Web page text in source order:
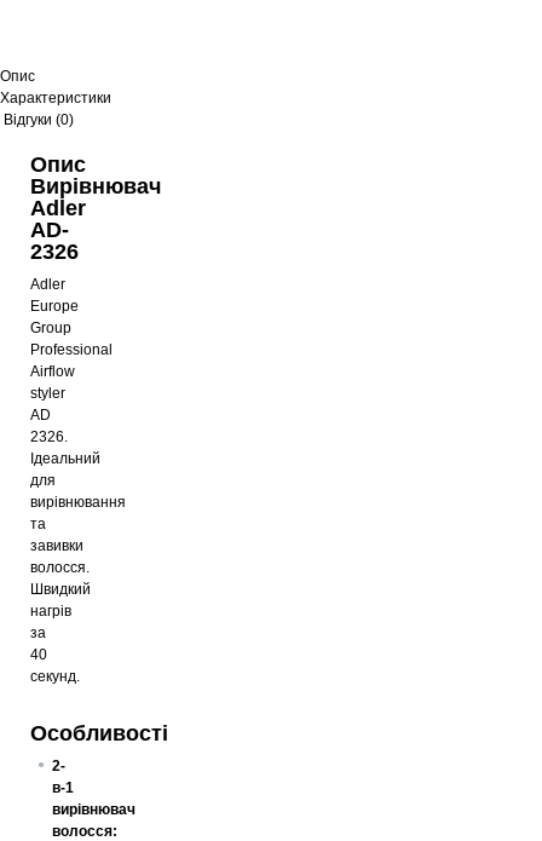
Опис
Характеристики
Відгуки (0)
Опис
Вирівнювач
Adler
AD-
2326
Adler
Europe
Group
Professional
Airflow
styler
AD
2326.
Ідеальний
для
вирівнювання
та
завивки
волосся.
Швидкий
нагрів
за
40
секунд.
Особливості
2-
в-1
вирівнювач
волосся: